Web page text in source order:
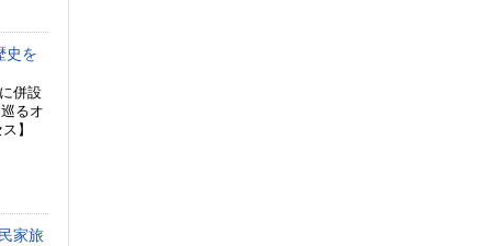
史を
併設
るオ
】
家旅